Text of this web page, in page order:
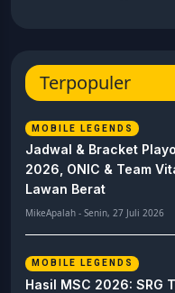
Terpopuler
MOBILE LEGENDS
Jadwal & Bracket
2026, ONIC & Team
Lawan Berat
MikeApalah - Senin, 27 Juli 2026
MOBILE LEGENDS
Hasil MSC 2026: SRG